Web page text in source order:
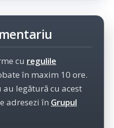
cu regulile
în maxim 10 ore.
au legătură cu acest
adresezi în Grupul